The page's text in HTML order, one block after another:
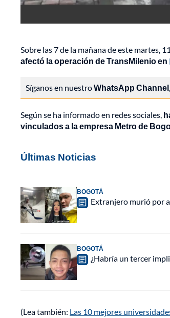
Sobre las 7 de la mañana de este martes,
afectó la operación de TransMilenio en
Síganos en nuestroWhatsApp Channel
Según se ha informado en redes sociales,
vinculados a la empresa Metro de
Últimas Noticias
BOGOTÁ
Extranjero murió por
BOGOTÁ
¿Habría un tercer
(Lea también: Las 10 mejores